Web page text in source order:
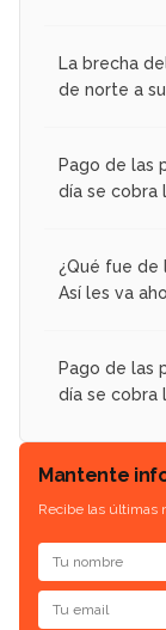
La brecha
de norte a
Pago de las
día se cobra
¿Qué fue de
Así les va
Pago de las
día se cobra
Mantente
Recibe las últimas